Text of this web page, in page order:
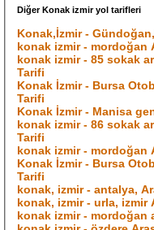
Diğer Konak izmir yol tarifleri
Konak,İzmir -
konak izmir - mordoğan
konak izmir - 85 sokak
Tarifi
Konak İzmir - Bursa
Tarifi
Konak İzmir - Manisa
konak izmir - 86 sokak
Tarifi
konak izmir - mordoğan
Konak İzmir - Bursa
Tarifi
konak, izmir - antalya,
konak, izmir - urla, izmir
konak izmir - mordoğan